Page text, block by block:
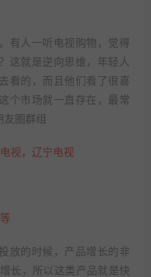
有人一听电视购物，觉得
这就是逆向思维，年轻人
看的，而且他们看了很喜
个市场就一直存在，最常
友圈群组
视，辽宁电视
放的时候，产品增长的非
长，所以这类产品就是快